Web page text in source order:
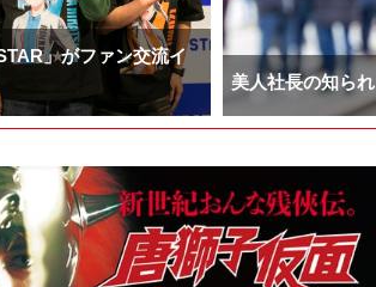
」がファン交流イ
美人社長の知ら